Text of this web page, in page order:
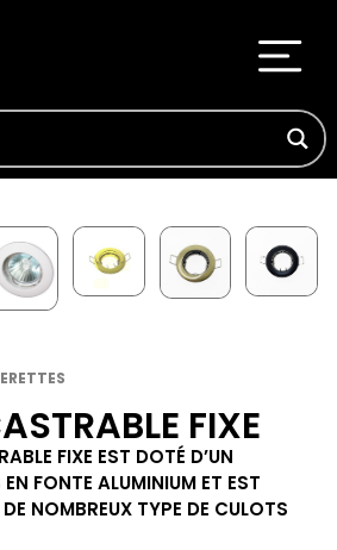
FIXE
FIXE EST DOTÉ D’UN
FONTE ALUMINIUM ET EST
NOMBREUX TYPE DE CULOTS